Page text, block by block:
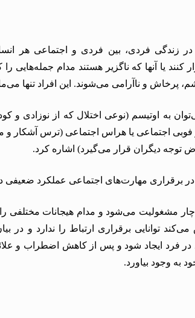
زندگی فردی، بین فردی و اجتماعی هر
یا آنها که ناگزیر هستند مدام جمله‌هایی
، پرخاش و ناآرامی می‌شوند. این افراد تنها
به اوتیسم (نوعی اختلال که از نوزادی و
اجتماعی یا هراس اجتماعی (ترس آشکار و
توجه دیگران قرار می‌گیرد) اشاره کرد.
برقراری مهارت‌های اجتماعی عملکرد ضعیفی
مشغولیت می‌شود و مدام هیجانات مختلفی
توانایی برقراری ارتباط را ندارد و در
در فرد ایجاد شود و پس از کاهش
اضطراب و
به وجود بیاورد.